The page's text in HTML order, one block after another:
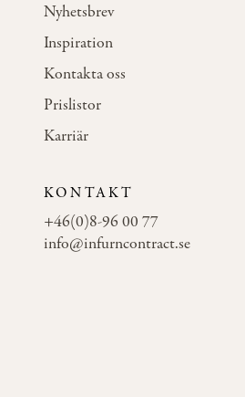
Nyhetsbrev
Inspiration
Kontakta oss
Prislistor
Karriär
KONTAKT
+46(0)8-96 00 77
info@infurncontract.se